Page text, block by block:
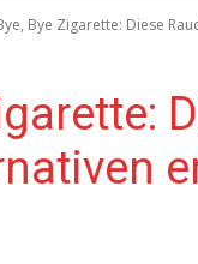
Bye Zigarette: Diese